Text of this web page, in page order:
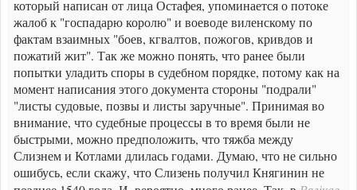
который написан от лица Остафея, упоминается о потоке
жалоб к "госпадарю королю" и воеводе виленскому по
фактам взаимных "боев, кгвалтов, пожогов, кривдов и
пожатий жит". Так же можно понять, что ранее были
попытки уладить споры в судебном порядке, потому как на
момент написания этого документа стороны "подрали"
"листы судовые, позвы и листы заручные". Принимая во
внимание, что судебные процессы в то время были не
быстрыми, можно предположить, что тяжба между
Слизнем и Котлами длилась годами. Думаю, что не сильно
ошибусь, если скажу, что Слизень получил Княгинин не